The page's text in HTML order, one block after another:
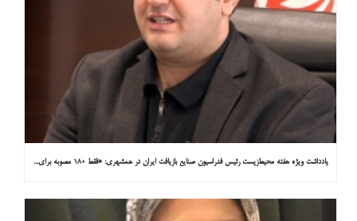
یادداشت ویژه هفته محیط‌زیست رئیس فدراسیون صنایع بازیافت ایران در همشهری: «فقط ۱۸۰ مصوبه برای خارج کردن خودروهای فرسوده از خیابان‌ها»